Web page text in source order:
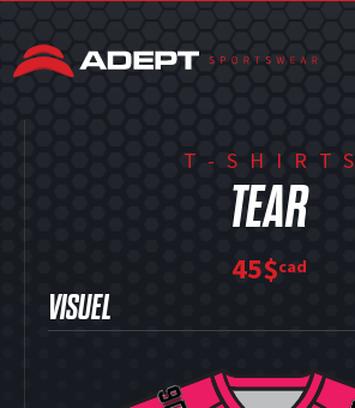
T-SHIRTS
TEAR
45$cad
VISUEL